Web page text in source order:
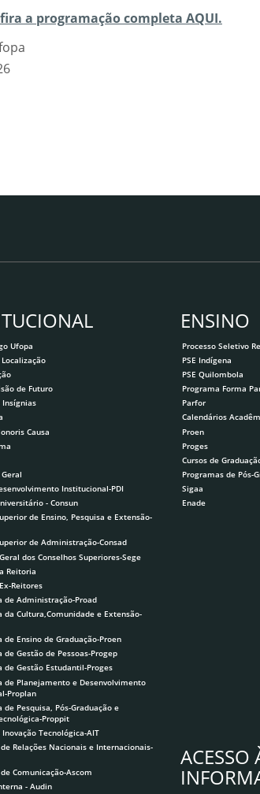
a programação completa AQUI.
Ufopa
de Futuro
Insígnias
Causa
Institucional-PDI
- Consun
de Ensino, Pesquisa e Extensão-
de Administração-Consad
dos Conselhos Superiores-Sege
Reitoria
Reitores
de Administração-Proad
da Cultura,Comunidade e Extensão-
de Ensino de Graduação-Proen
de Gestão de Pessoas-Progep
de Gestão Estudantil-Proges
de Planejamento e Desenvolvimento
Proplan
de Pesquisa, Pós-Graduação e
Proppit
Tecnológica-AIT
Relações Nacionais e Internacionais-
Comunicação-Ascom
- Audin
ENSINO
Processo Seletivo
PSE Indígena
PSE Quilombola
Programa Forma
Parfor
Calendários
Proen
Proges
Cursos de
Programas de Pós-
Sigaa
Enade
ACESSO